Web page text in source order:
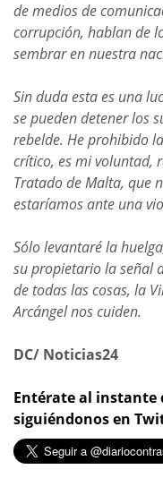
de medios de
corrupción, hablan de
sembrar en nuestra
Sin duda esta es una
se pueden detener los
rebelde. He prohibido
crítico, es mi voluntad,
Tratado de Malta, que
estaríamos ante una
Sólo levantaré la huelga
su propietario la señal
de todas las cosas, la
Arcángel nos cuiden.
DC/ Noticias24
Entérate al instante
siguiéndonos en